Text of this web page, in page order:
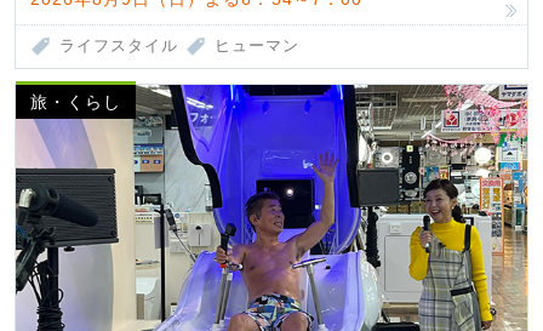
ライフスタイル ヒューマン
旅・くらし